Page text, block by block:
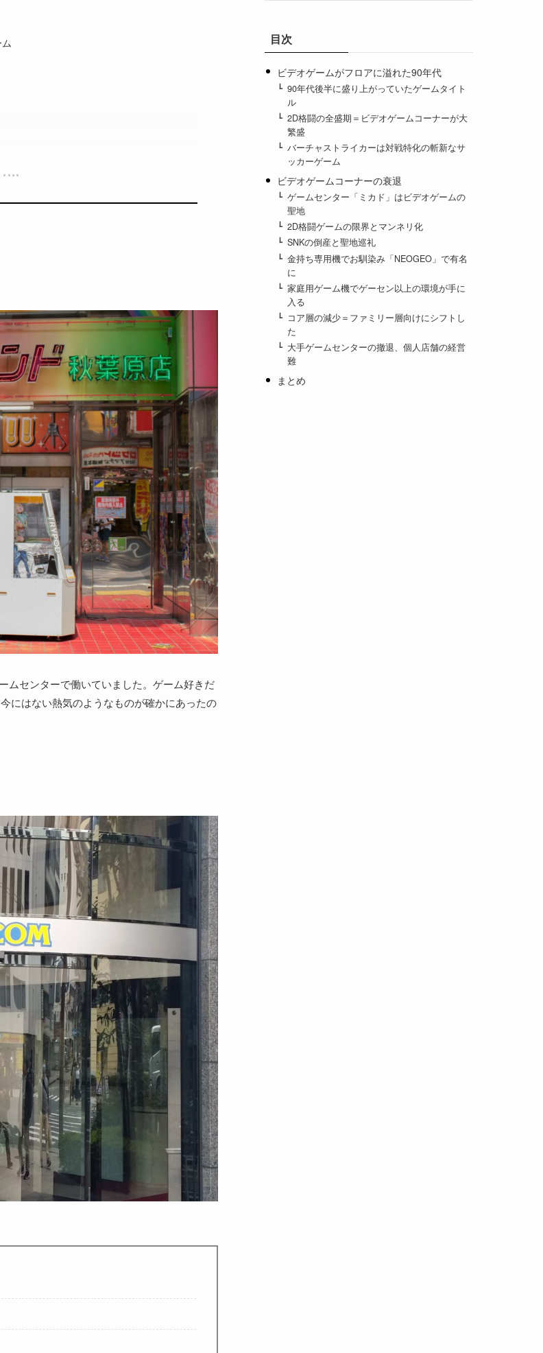
ムセンターで働いていました。ゲーム好きだ
にはない熱気のようなものが確かにあったの
目次
ビデオゲームがフロアに溢れた90年代
90年代後半に盛り上がっていたゲームタイト
ル
2D格闘の全盛期＝ビデオゲームコーナーが大
繁盛
バーチャストライカーは対戦特化の斬新なサ
ッカーゲーム
ビデオゲームコーナーの衰退
ゲームセンター「ミカド」はビデオゲームの
聖地
2D格闘ゲームの限界とマンネリ化
SNKの倒産と聖地巡礼
金持ち専用機でお馴染み「NEOGEO」で有名
に
家庭用ゲーム機でゲーセン以上の環境が手に
入る
コア層の減少＝ファミリー層向けにシフトし
た
大手ゲームセンターの撤退、個人店舗の経営
難
まとめ